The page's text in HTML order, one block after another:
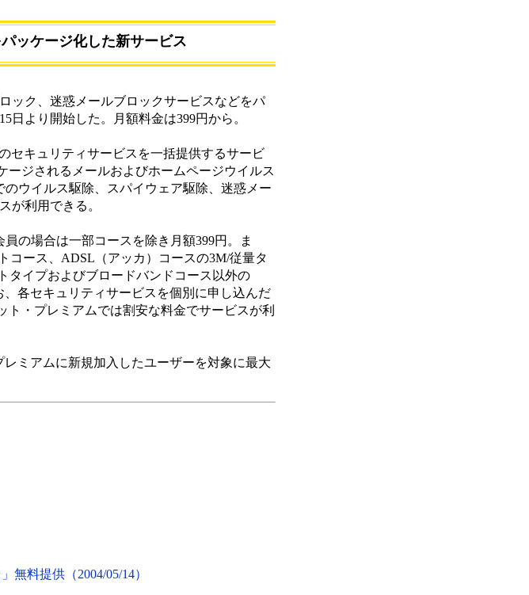
ッケージ化した新サービス
ック、迷惑メールブロックサービスなどをパ
日より開始した。月額料金は399円から。
セキュリティサービスを一括提供するサービ
ジされるメールおよびホームページウイルス
ウイルス駆除、スパイウェア駆除、迷惑メー
が利用できる。
の場合は一部コースを除き月額399円。ま
コース、ADSL（アッカ）コースの3M/従量タ
タイプおよびブロードバンドコース以外の
各セキュリティサービスを個別に申し込んだ
・プレミアムでは割安な料金でサービスが利
ミアムに新規加入したユーザーを対象に最大
料提供（2004/05/14）